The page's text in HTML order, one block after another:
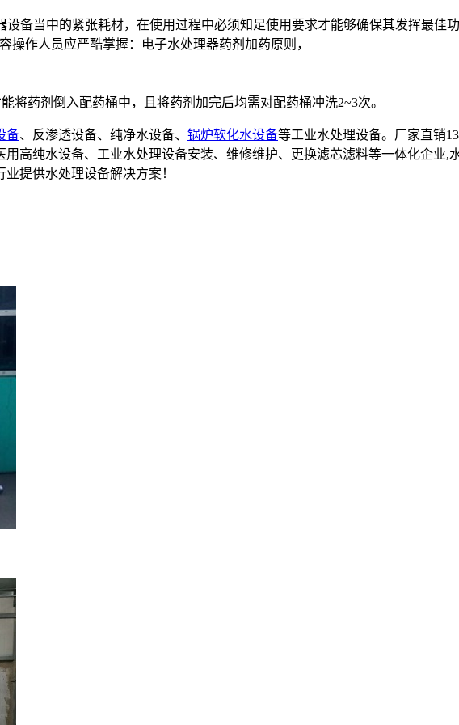
设备当中的紧张耗材，在使用过程中必须知足使用要求才能够确保其发挥最佳
作人员应严酷掌握：电子水处理器药剂加药原则，
药剂倒入配药桶中，且将药剂加完后均需对配药桶冲洗2~3次。
备、反渗透设备、纯净水设备、 锅炉软化水设备等工业水处理设备。厂家直销
高纯水设备、工业水处理设备安装、维修维护、更换滤芯滤料等一体化企业,
提供水处理设备解决方案！